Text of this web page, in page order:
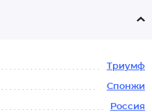
Триумф
Спонжи
Россия